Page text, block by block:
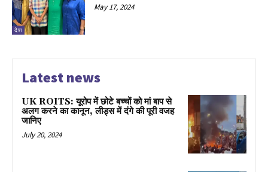
देश
May 17, 2024
Latest news
UK ROITS: यूरोप में छोटे बच्चों को मां बाप से
अलग करने का कानून, लीड्स में दंगे की पूरी वजह
जानिए
July 20, 2024